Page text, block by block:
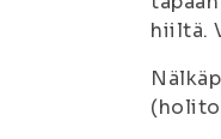
hiiltä.